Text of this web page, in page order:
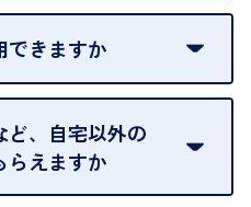
ださい。ご利用になれる書
さい。
できますか
の同意があってもご利用い
ど、自宅以外の
らえますか